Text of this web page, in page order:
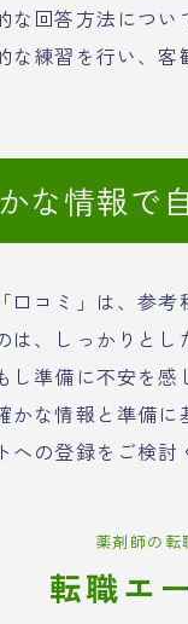
な回答方法につ
な練習を行い、客
な情報で
口コミ」は、参
は、しっかりと
し準備に不安を
かな情報と準備
の登録をご検討
薬剤師の転
転職エ